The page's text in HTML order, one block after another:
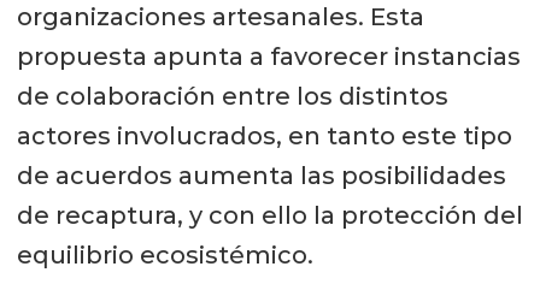
organizaciones artesanales. Esta
propuesta apunta a favorecer instancias
de colaboración entre los distintos
actores involucrados, en tanto este tipo
de acuerdos aumenta las posibilidades
de recaptura, y con ello la protección del
equilibrio ecosistémico.